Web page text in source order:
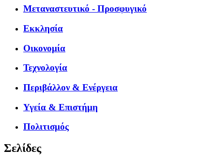
Μεταναστευτικό - Προσφυγικό
Εκκλησία
Οικονομία
Τεχνολογία
Περιβάλλον & Ενέργεια
Υγεία & Επιστήμη
Πολιτισμός
Σελίδες